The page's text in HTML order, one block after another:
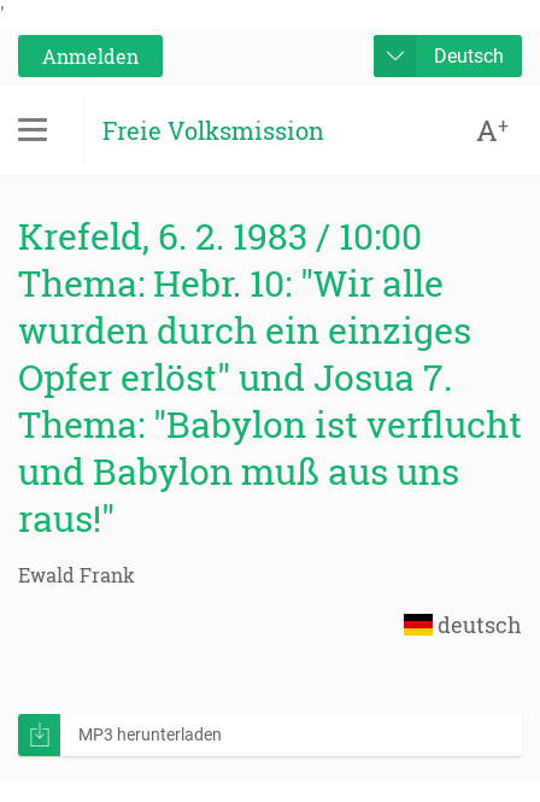
'
Anmelden
Deutsch
Freie Volksmission A+
Krefeld, 6. 2. 1983 / 10:00
Thema: Hebr. 10: "Wir alle
wurden durch ein einziges
Opfer erlöst" und Josua 7.
Thema: "Babylon ist verflucht
und Babylon muß aus uns
raus!"
Ewald Frank
deutsch
MP3 herunterladen